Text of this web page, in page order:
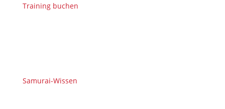
Training buchen
Samurai-Wissen